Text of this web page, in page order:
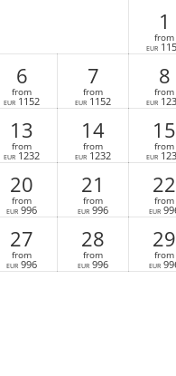
1
from
EUR
6
from
EUR 1152
7
from
EUR 1152
8
from
EUR
13
from
EUR 1232
14
from
EUR 1232
15
from
EUR
20
from
EUR 996
21
from
EUR 996
22
from
EUR
27
from
EUR 996
28
from
EUR 996
29
from
EUR